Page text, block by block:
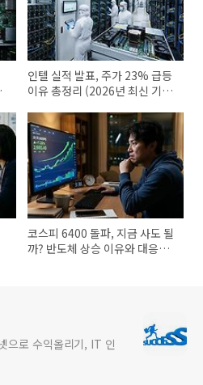
인텔 실적 발표, 주가 23% 급등
이유 총정리 (2026년 최신 기
코스피 6400 돌파, 지금 사도 될
까? 반도체 상승 이유와 대응법
으로 수익올리기, IT 인